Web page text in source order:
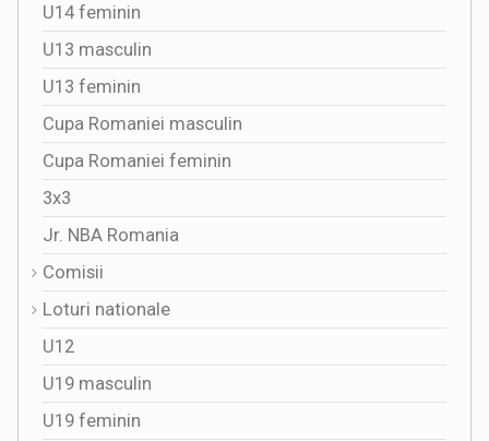
U14 feminin
U13 masculin
U13 feminin
Cupa Romaniei masculin
Cupa Romaniei feminin
3x3
Jr. NBA Romania
Comisii
Loturi nationale
U12
U19 masculin
U19 feminin